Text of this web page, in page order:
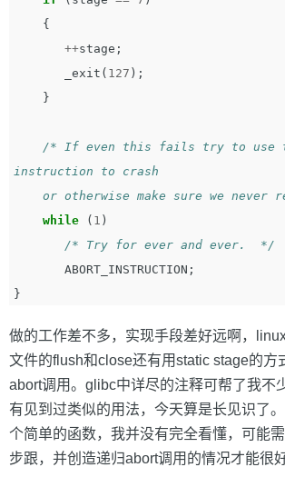
{
++stage ;
_exit ( 127 );
}
/* If even this fails try to use
instruction to crash
or otherwise make sure we never
while
( 1 )
/* Try for ever and ever.  */
ABORT_INSTRUCTION ;
}
做的工作差不多，实现手段差好远啊，
文件的flush和close还有用static stage的方
abort调用。glibc中详尽的注释可帮了我不
有见到过类似的用法，今天算是长见识了
个简单的函数，我并没有完全看懂，可能
步跟，并创造递归abort调用的情况才能很